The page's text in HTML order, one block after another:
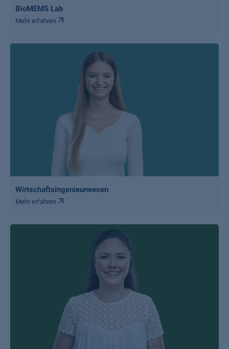
BioMEMS Lab
Mehr erfahren
Wirtschaftsingenieurwesen
Mehr erfahren